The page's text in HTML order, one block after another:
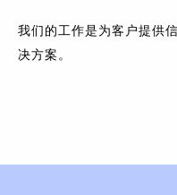
我们的工作是为客户提供
决方案。